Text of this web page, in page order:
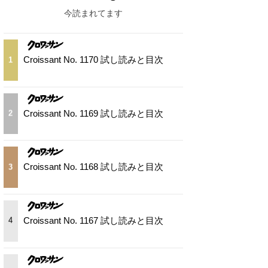
今読まれてます
1 Croissant No. 1170 試し読みと目次
2 Croissant No. 1169 試し読みと目次
3 Croissant No. 1168 試し読みと目次
4 Croissant No. 1167 試し読みと目次